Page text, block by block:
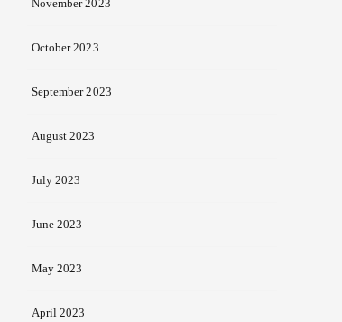
November 2023
October 2023
September 2023
August 2023
July 2023
June 2023
May 2023
April 2023